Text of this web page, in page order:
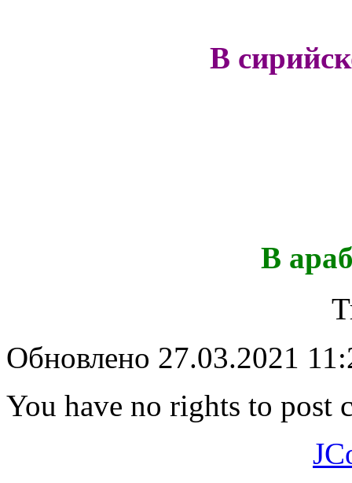
В
В
Обновлено 27.03.2021
You have no rights to post